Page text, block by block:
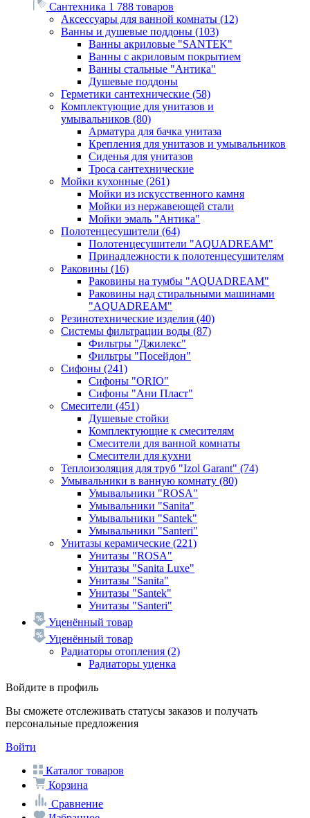
Сантехника 1 788 товаров
Аксессуары для ванной комнаты (12)
Ванны и душевые поддоны (103)
Ванны акриловые "SANTEK"
Ванны с акриловым покрытием
Ванны стальные "Антика"
Душевые поддоны
Герметики сантехнические (58)
Комплектующие для унитазов и
умывальников (80)
Арматура для бачка унитаза
Крепления для унитазов и умывальников
Сиденья для унитазов
Троса сантехнические
Мойки кухонные (261)
Мойки из искусственного камня
Мойки из нержавеющей стали
Мойки эмаль "Антика"
Полотенцесушители (64)
Полотенцесушители "AQUADREAM"
Принадлежности к полотенцесушителям
Раковины (16)
Раковины на тумбы "AQUADREAM"
Раковины над стиральными машинами
"AQUADREAM"
Резинотехнические изделия (40)
Системы фильтрации воды (87)
Фильтры "Джилекс"
Фильтры "Посейдон"
Сифоны (241)
Сифоны "ORIO"
Сифоны "Ани Пласт"
Смесители (451)
Душевые стойки
Комплектующие к смесителям
Смесители для ванной комнаты
Смесители для кухни
Теплоизоляция для труб "Izol Garant" (74)
Умывальники в ванную комнату (80)
Умывальники "ROSA"
Умывальники "Sanita"
Умывальники "Santek"
Умывальники "Santeri"
Унитазы керамические (221)
Унитазы "ROSA"
Унитазы "Sanita Luxe"
Унитазы "Sanita"
Унитазы "Santek"
Унитазы "Santeri"
Уценённый товар
Уценённый товар
Радиаторы отопления (2)
Радиаторы уценка
Войдите в профиль
Вы сможете отслеживать статусы заказов и получать
персональные предложения
Войти
Каталог товаров
Корзина
Сравнение